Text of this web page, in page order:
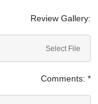
Review Gallery:
Select File
Comments: *